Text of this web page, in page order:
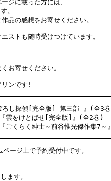
ジに載った方には、
。
品の感想をお寄せください。
ストも随時受けつけています。
お寄せください。
リンです!
ろし探偵[完全版]―第三部―』(全3
をけとばせ[完全版]』(全2巻)
らく紳士～前谷惟光傑作集7～
ージ上で予約受付中です。
ます。